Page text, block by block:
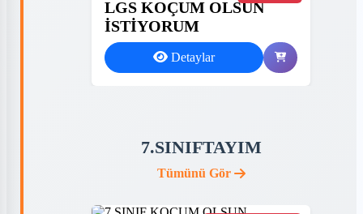
LGS KOÇUM OLSUN
İSTİYORUM
Detaylar
7.SINIFTAYIM
Tümünü Gör